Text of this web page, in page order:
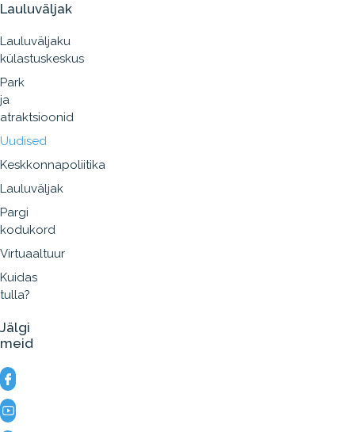
Lauluväljak
Lauluväljaku
külastuskeskus
Park
ja
atraktsioonid
Uudised
Keskkonnapoliitika
Lauluväljak
Pargi
kodukord
Virtuaaltuur
Kuidas
tulla?
Jälgi
meid